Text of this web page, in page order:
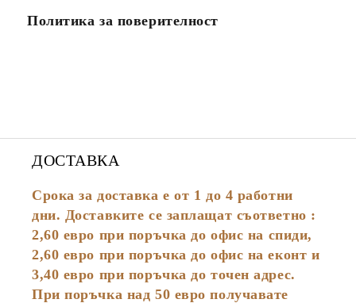
Политика за поверителност
ДОСТАВКА
Срока за доставка е от 1 до 4 работни
дни. Доставките се заплащат съответно :
2,60 евро при поръчка до офис на спиди,
2,60 евро при поръчка до офис на еконт и
3,40 евро при поръчка до точен адрес.
При поръчка над 50 евро получавате